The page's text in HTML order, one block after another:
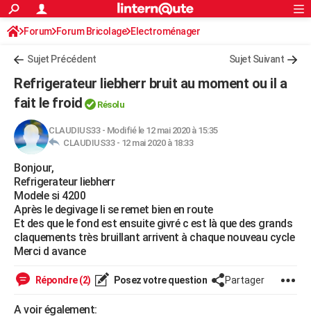
ACTUALITÉS
Politique
Société
Faits Divers
Education
Monde
Villes
+
Programme TV
TNTStreaming
Cinéma
Sorties cinéma
Musique
+FINANCE
Retraite
Impôts
Epargne
Immobilier
Risques naturels par ville
Banque
Assurance
Crédit
AUTO
Essais
Réserver un essai
Citadines
Berlines
SUV
Forum auto
HIGH-TECH
Mobiles
Meilleur smartphone
Internet
Ordinateurs
Jeux vidéo
Guide high-tech
BRICOLAGE
Forum
Aménagement intérieur
Extérieur
Cuisine
Salle de bains
Jardinage
Rangement
WEEK-END
Guides de France
Escapades
Patrimoine
Expositions
Musées
Week-end nature
+LIFESTYLE
SANTE
S'inscrire
Connexion
Forum Forum Bricolage Electroménager
Sujet Précédent Sujet Suivant
Refrigerateur liebherr bruit au moment ou il a
fait le froid
Résolu
CLAUDIUS33- Modifié le 12 mai 2020 à 15:35
CLAUDIUS33 - 12 mai 2020 à 18:33
Bonjour,
Refrigerateur liebherr
Modele si 4200
Après le degivage li se remet bien en route
Et des que le fond est ensuite givré c est là que des grands
claquements très bruillant arrivent à chaque nouveau cycle
Merci d avance
Répondre (2) Posez votre question Partager
A voir également: